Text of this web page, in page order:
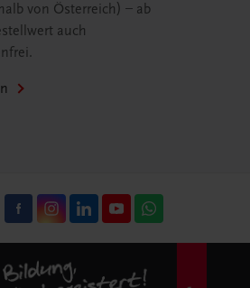
von Österreich) – ab
auch